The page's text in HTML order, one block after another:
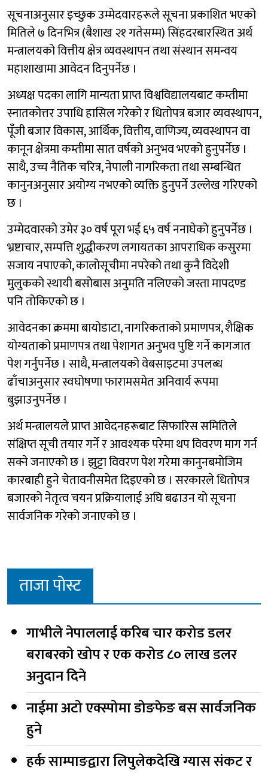
सूचनाअनुसार इच्छुक उम्मेदवारहरूले सूचना प्रकाशित भएको
मितिले ७ दिनभित्र (बैशाख २१ गतेसम्म) सिंहदरबारस्थित अर्थ
मन्त्रालयको वित्तीय क्षेत्र व्यवस्थापन तथा संस्थान समन्वय
महाशाखामा आवेदन दिनुपर्नेछ ।
अध्यक्ष पदका लागि मान्यता प्राप्त विश्वविद्यालयबाट कम्तीमा
स्नातकोत्तर उपाधि हासिल गरेको र धितोपत्र बजार व्यवस्थापन,
पूँजी बजार विकास, आर्थिक, वित्तीय, वाणिज्य, व्यवस्थापन वा
कानून क्षेत्रमा कम्तीमा सात वर्षको अनुभव भएको हुनुपर्नेछ ।
साथै, उच्च नैतिक चरित्र, नेपाली नागरिकता तथा सम्बन्धित
कानुनअनुसार अयोग्य नभएको व्यक्ति हुनुपर्ने उल्लेख गरिएको
छ ।
उम्मेदवारको उमेर ३० वर्ष पूरा भई ६५ वर्ष ननाघेको हुनुपर्नेछ ।
भ्रष्टाचार, सम्पत्ति शुद्धीकरण लगायतका आपराधिक कसुरमा
सजाय नपाएको, कालोसूचीमा नपरेको तथा कुनै विदेशी
मुलुकको स्थायी बसोबास अनुमति नलिएको जस्ता मापदण्ड
पनि तोकिएको छ ।
आवेदनका क्रममा बायोडाटा, नागरिकताको प्रमाणपत्र, शैक्षिक
योग्यताको प्रमाणपत्र तथा पेशागत अनुभव पुष्टि गर्ने कागजात
पेश गर्नुपर्नेछ । साथै, मन्त्रालयको वेबसाइटमा उपलब्ध
ढाँचाअनुसार स्वघोषणा फारामसमेत अनिवार्य रूपमा
बुझाउनुपर्नेछ ।
अर्थ मन्त्रालयले प्राप्त आवेदनहरूबाट सिफारिस समितिले
संक्षिप्त सूची तयार गर्ने र आवश्यक परेमा थप विवरण माग गर्न
सक्ने जनाएको छ । झुट्टा विवरण पेश गरेमा कानुनबमोजिम
कारबाही हुने चेतावनीसमेत दिइएको छ । सरकारले धितोपत्र
बजारको नेतृत्व चयन प्रक्रियालाई अघि बढाउन यो सूचना
सार्वजनिक गरेको जनाएको छ ।
ताजा पोस्ट
गाभीले नेपाललाई करिब चार करोड डलर
बराबरको खोप र एक करोड ८० लाख डलर
अनुदान दिने
नाईमा अटो एक्स्पोमा डोङफेङ बस सार्वजनिक
हुने
हर्क साम्पाङद्वारा लिपुलेकदेखि ग्यास संकट र